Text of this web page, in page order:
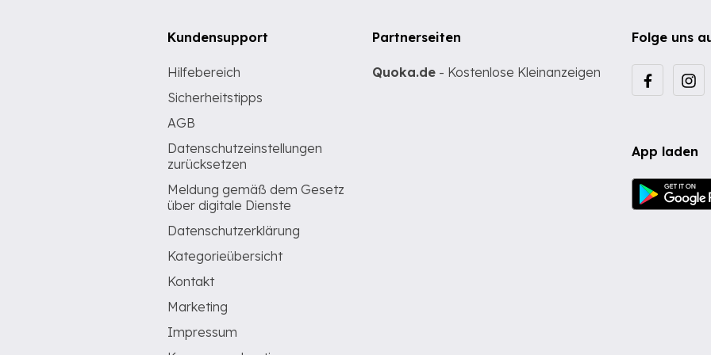
Folge uns
App laden
Kundensupport
Hilfebereich
Sicherheitstipps
AGB
Datenschutzeinstellungen
zurücksetzen
Meldung gemäß dem Gesetz
über digitale Dienste
Datenschutzerklärung
Kategorieübersicht
Kontakt
Marketing
Impressum
Partnerseiten
Quoka.de - Kostenlose Kleinanzeigen